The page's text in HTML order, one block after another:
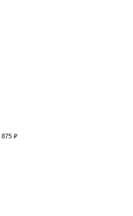
875 ₽